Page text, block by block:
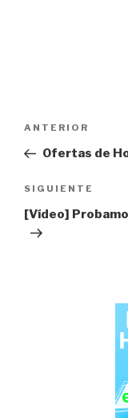
entradas
Entrada
anterior:
ANTERIOR
Ofertas de
Siguiente
entrada
SIGUIENTE
[Vídeo]